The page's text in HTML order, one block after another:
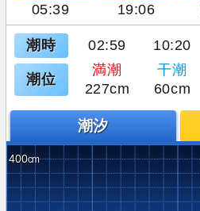
05:39 19:06
潮時 02:59 10:20
潮位
満潮 干潮
227cm
60cm
潮汐
400